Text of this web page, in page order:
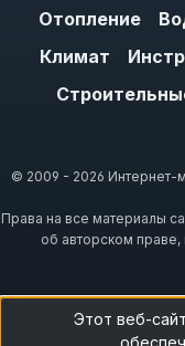
тяжёлых
мм. Если
креплением
Советы
Перед
повышает
температуре
Отопление
Климат
© 2009 - 2026 Интернет-
Права на все материалы
об авторском праве,
Этот веб-